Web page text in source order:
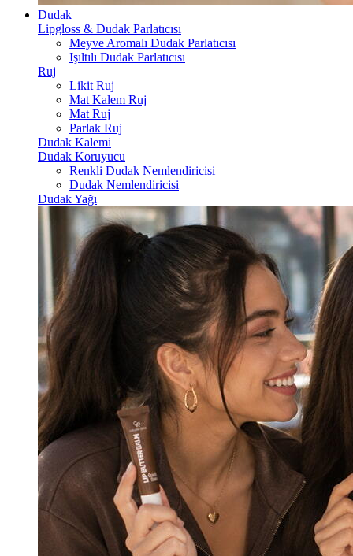
Dudak
Lipgloss & Dudak Parlatıcısı
Meyve Aromalı Dudak Parlatıcısı
Işıltılı Dudak Parlatıcısı
Ruj
Likit Ruj
Mat Kalem Ruj
Mat Ruj
Parlak Ruj
Dudak Kalemi
Dudak Koruyucu
Renkli Dudak Nemlendiricisi
Dudak Nemlendiricisi
Dudak Yağı